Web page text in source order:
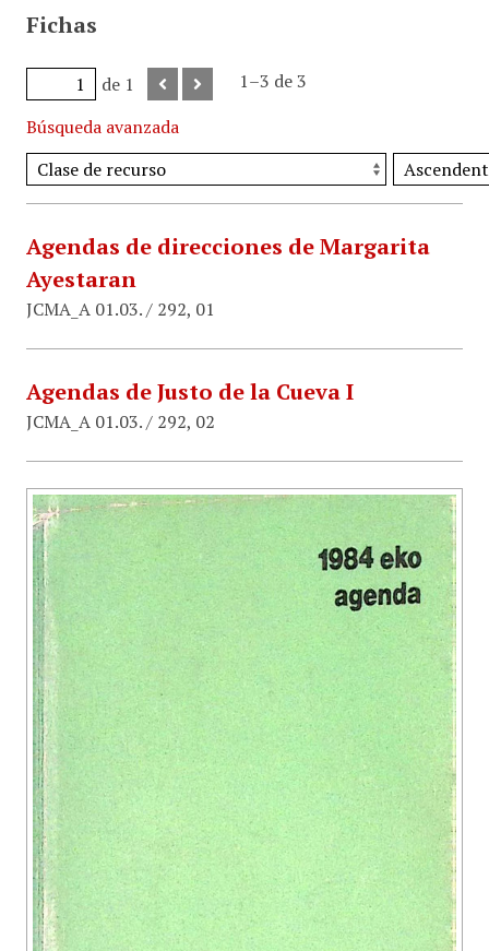
Fichas
de 1
1–3 de 3
Búsqueda avanzada
Agendas de direcciones de Margarita
Ayestaran
JCMA_A 01.03. / 292, 01
Agendas de Justo de la Cueva I
JCMA_A 01.03. / 292, 02